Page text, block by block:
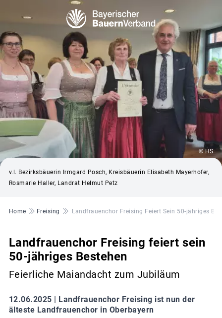
© HS
v.l. Bezirksbäuerin Irmgard Posch, Kreisbäuerin Elisabeth Mayerhofer,
Rosmarie Haller, Landrat Helmut Petz
Pfadnavigation
Home Freising Landfrauenchor Freising Feiert Sein 50-jähriges
Landfrauenchor Freising feiert sein
50-jähriges Bestehen
Feierliche Maiandacht zum Jubiläum
12.06.2025 |
Landfrauenchor Freising ist nun der
älteste Landfrauenchor in Oberbayern